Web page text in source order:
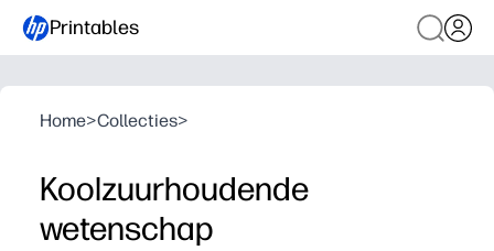
Printables
Home>Collecties>
Koolzuurhoudende
wetenschap